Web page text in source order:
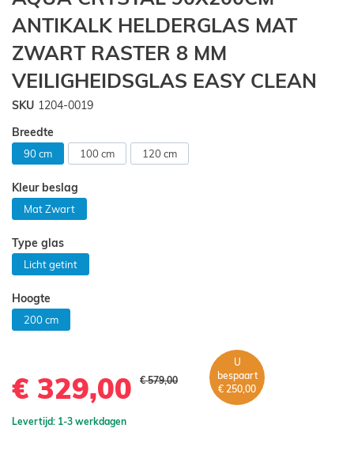
begin
van
de
afbeeldingen-
ANTIKALK HELDERGLAS MAT
ZWART RASTER 8 MM
VEILIGHEIDSGLAS EASY CLEAN
SKU 1204-0019
Breedte
90 cm 100 cm 120 cm
Kleur beslag
Mat Zwart
Type glas
Licht getint
Hoogte
200 cm
€ 329,00 € 579,00
U
bespaart
€ 250,00
Levertijd: 1-3 werkdagen